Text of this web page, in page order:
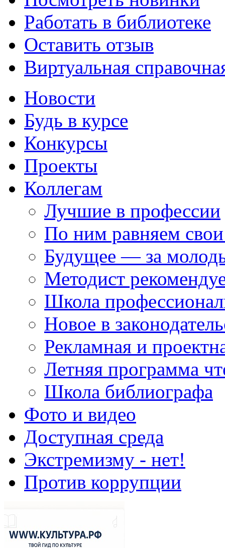
Работать в библиотеке
Оставить отзыв
Виртуальная
Новости
Будь в курсе
Конкурсы
Проекты
Коллегам
Лучшие в профессии
По ним равняем
Будущее — за
Методист
Школа
Новое в
Рекламная и
Летняя программа
Школа библиографа
Фото и видео
Доступная среда
Экстремизму - нет!
Против коррупции